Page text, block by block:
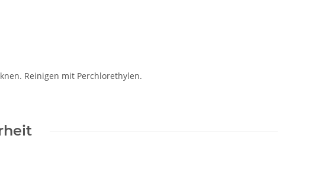
Reinigen mit Perchlorethylen.